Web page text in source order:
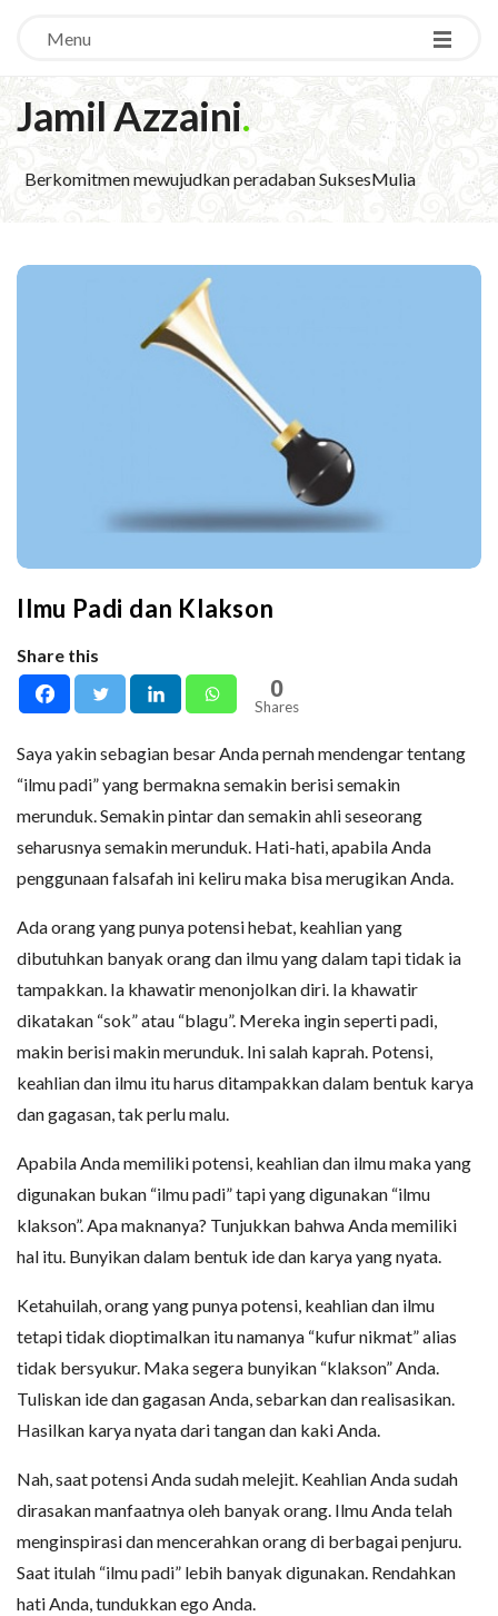
Menu
Jamil Azzaini.
Berkomitmen mewujudkan peradaban SuksesMulia
Ilmu Padi dan Klakson
Share this
0
Shares
Saya yakin sebagian besar Anda pernah mendengar tentang
“ilmu padi” yang bermakna semakin berisi semakin
merunduk. Semakin pintar dan semakin ahli seseorang
seharusnya semakin merunduk. Hati-hati, apabila Anda
penggunaan falsafah ini keliru maka bisa merugikan Anda.
Ada orang yang punya potensi hebat, keahlian yang
dibutuhkan banyak orang dan ilmu yang dalam tapi tidak ia
tampakkan. Ia khawatir menonjolkan diri. Ia khawatir
dikatakan “sok” atau “blagu”. Mereka ingin seperti padi,
makin berisi makin merunduk. Ini salah kaprah. Potensi,
keahlian dan ilmu itu harus ditampakkan dalam bentuk karya
dan gagasan, tak perlu malu.
Apabila Anda memiliki potensi, keahlian dan ilmu maka yang
digunakan bukan “ilmu padi” tapi yang digunakan “ilmu
klakson”. Apa maknanya? Tunjukkan bahwa Anda memiliki
hal itu. Bunyikan dalam bentuk ide dan karya yang nyata.
Ketahuilah, orang yang punya potensi, keahlian dan ilmu
tetapi tidak dioptimalkan itu namanya “kufur nikmat” alias
tidak bersyukur. Maka segera bunyikan “klakson” Anda.
Tuliskan ide dan gagasan Anda, sebarkan dan realisasikan.
Hasilkan karya nyata dari tangan dan kaki Anda.
Nah, saat potensi Anda sudah melejit. Keahlian Anda sudah
dirasakan manfaatnya oleh banyak orang. Ilmu Anda telah
menginspirasi dan mencerahkan orang di berbagai penjuru.
Saat itulah “ilmu padi” lebih banyak digunakan. Rendahkan
hati Anda, tundukkan ego Anda.